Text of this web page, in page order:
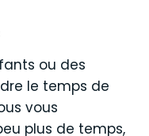
ou des
le temps de
vous
plus de temps,